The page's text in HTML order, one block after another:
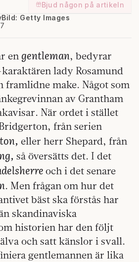
Bjud någon på artikeln
Bild: Getty Images
en gentleman, bedyrar
lady Rosamund
framlidne make. Något som
av Grantham
När ordet i stället
från serien
eller herr Shepard, från
så översätts det. I det
och i det senare
. Men frågan om hur det
bäst ska förstås har
skandinaviska
historien har den följt
och satt känslor i svall.
gentlemannen är lika